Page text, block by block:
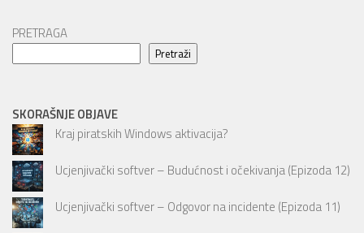
PRETRAGA
Pretraži
SKORAŠNJE OBJAVE
Kraj piratskih Windows aktivacija?
Ucjenjivački softver – Budućnost i očekivanja (Epizoda 12)
Ucjenjivački softver – Odgovor na incidente (Epizoda 11)